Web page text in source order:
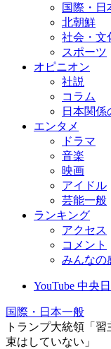
国際・日
北朝鮮
社会・文
スポーツ
オピニオン
社説
コラム
日本関係
エンタメ
ドラマ
音楽
映画
アイドル
芸能一般
ランキング
アクセス
コメント
みんなの
YouTube 中央
国際・日本一般
トランプ大統領「
束はしていない」